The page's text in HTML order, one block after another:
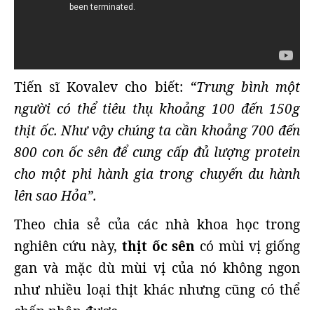
Tiến sĩ Kovalev cho biết: “Trung bình một
người có thể tiêu thụ khoảng 100 đến 150g
thịt ốc. Như vậy chúng ta cần khoảng 700 đến
800 con ốc sên để cung cấp đủ lượng protein
cho một phi hành gia trong chuyến du hành
lên sao Hỏa”.
Theo chia sẻ của các nhà khoa học trong
nghiên cứu này, thịt ốc sên có mùi vị giống
gan và mặc dù mùi vị của nó không ngon
như nhiều loại thịt khác nhưng cũng có thể